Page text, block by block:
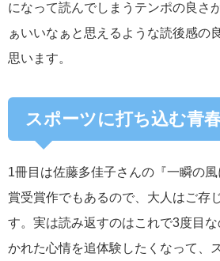
になって読んでしまうテンポの良さ
ぁいいなぁと思えるような読後感の
思います。
スポーツに打ち込む青
1冊目は佐藤多佳子さんの『一瞬の
賞受賞作でもあるので、大人はご存
す。実は読み返すのはこれで3度目
かれた心情を追体験したくなって、